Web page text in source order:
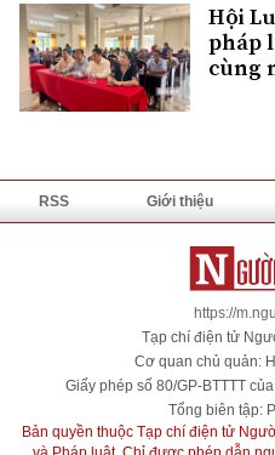
Hội
pháp
cùng
RSS Giới thiệu
https://
Tạp chí điện tử
Cơ quan chủ quản:
Giấy phép số 80/GP-BTTTT
Tổng biên tập:
Bản quyền thuộc Tạp chí điện tử